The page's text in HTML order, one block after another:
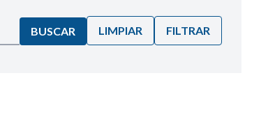
BUSCAR LIMPIAR FILTRAR